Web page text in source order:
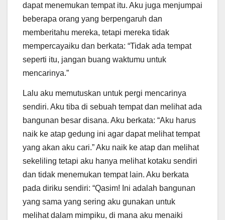
dapat menemukan tempat itu. Aku juga menjumpai
beberapa orang yang berpengaruh dan
memberitahu mereka, tetapi mereka tidak
mempercayaiku dan berkata: “Tidak ada tempat
seperti itu, jangan buang waktumu untuk
mencarinya.”
Lalu aku memutuskan untuk pergi mencarinya
sendiri. Aku tiba di sebuah tempat dan melihat ada
bangunan besar disana. Aku berkata: “Aku harus
naik ke atap gedung ini agar dapat melihat tempat
yang akan aku cari.” Aku naik ke atap dan melihat
sekeliling tetapi aku hanya melihat kotaku sendiri
dan tidak menemukan tempat lain. Aku berkata
pada diriku sendiri: “Qasim! Ini adalah bangunan
yang sama yang sering aku gunakan untuk
melihat dalam mimpiku, di mana aku menaiki